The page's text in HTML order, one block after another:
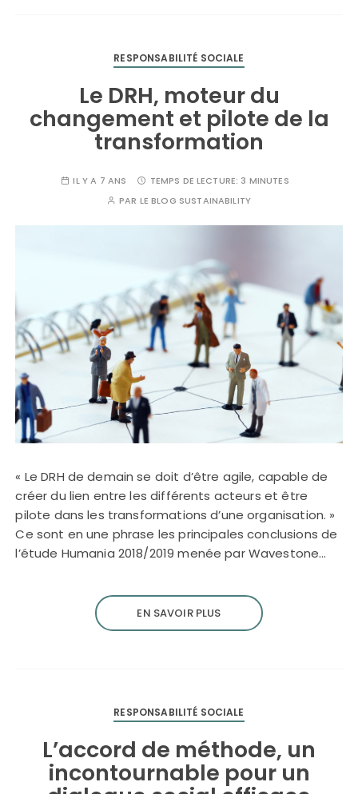
RESPONSABILITÉ SOCIALE
Le DRH, moteur du
changement et pilote de la
transformation
IL Y A 7 ANS TEMPS DE LECTURE: 3 MINUTES
PAR LE BLOG SUSTAINABILITY
« Le DRH de demain se doit d’être agile, capable de
créer du lien entre les différents acteurs et être
pilote dans les transformations d’une organisation. »
Ce sont en une phrase les principales conclusions de
l’étude Humania 2018/2019 menée par Wavestone…
EN SAVOIR PLUS
RESPONSABILITÉ SOCIALE
L’accord de méthode, un
incontournable pour un